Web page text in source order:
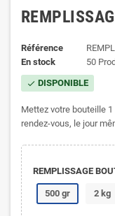
Référence
En stock
50
check DISPONIBLE
Mettez votre bouteille
rendez-vous, le jour
REMPLISSAGE
500 gr 2 kg